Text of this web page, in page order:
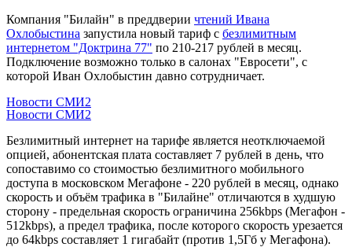
Компания "Билайн" в преддверии чтений Ивана
Охлобыстина запустила новый тариф с безлимитным
интернетом "Доктрина 77" по 210-217 рублей в месяц.
Подключение возможно только в салонах "Евросети", с
которой Иван Охлобыстин давно сотрудничает.
Новости СМИ2
Новости СМИ2
Безлимитный интернет на тарифе является неотключаемой
опцией, абонентская плата составляет 7 рублей в день, что
сопоставимо со стоимостью безлимитного мобильного
доступа в московском Мегафоне - 220 рублей в месяц, однако
скорость и объём трафика в "Билайне" отличаются в худшую
сторону - предельная скорость ограничина 256kbps (Мегафон -
512kbps), а предел трафика, после которого скорость урезается
до 64kbps составляет 1 гигабайт (против 1,5Гб у Мегафона).